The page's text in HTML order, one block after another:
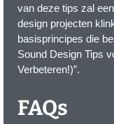
van deze tips zal
design projecten
basisprincipes die
Sound Design Tips
Verbeteren!)”.
FAQs